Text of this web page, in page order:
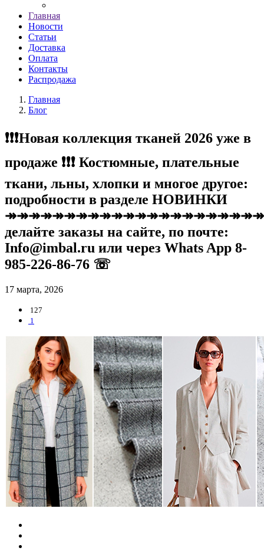
Главная
Новости
Статьи
Доставка
Оплата
Контакты
Распродажа
Главная
Блог
❗️❗️❗️Новая коллекция тканей 2026 уже в
продаже ❗️❗️❗️ Костюмные, плательные
ткани, льны, хлопки и многое другое:
подробности в разделе НОВИНКИ
делайте заказы на сайте, по почте:
Info@imbal.ru или через Whats App 8-
985-226-86-76 ☏
17 марта, 2026
127
1